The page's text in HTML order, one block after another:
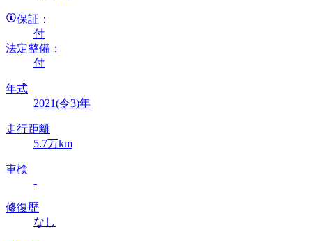
保証：
付
法定整備：
付
年式
2021(令3)年
走行距離
5.7万km
車検
-
修復歴
なし